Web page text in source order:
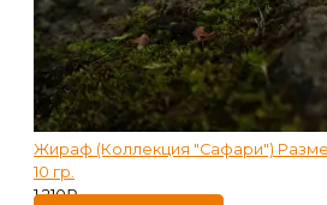
Жираф (Коллекция "Сафари")
10 гр.
1 210₽